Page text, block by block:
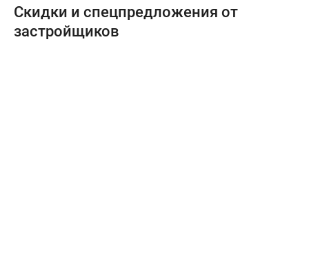
Скидки и спецпредложения от
застройщиков